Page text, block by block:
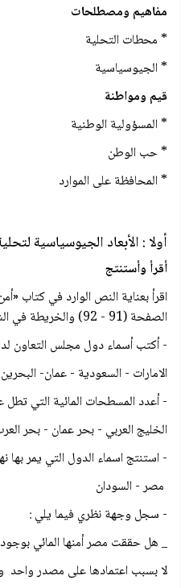
مفاهيم ومصطلحات
* محطات التحلية
* الجيوسياسية
قيم ومواطنة
* المسؤولية الوطنية
* حب الوطن
* المحافظة على الموارد
أولا : الأبعاد الجيوسياسية
أقرأ وأستنتج
اقرأ بعناية النص الوارد في كتاب
الصفحة (91 - 92) والخريطة في الشكل (2) ثم أجيب عن الآتي :
- أكتب أسماء دول مجلس التعاون
الامارات - السعودية - عمان-
- أعدد المسطحات المائية التي
الخليج العربي - بحر عمان - بحر
- استنتج اسماء الدول التي يمر بها
مصر - السودان
- سجل وجهة نظري فيما يلي :
_ هل حققت مصر أمنها المائي بوجود
لا بسبب اعتمادها على مصدر واحد